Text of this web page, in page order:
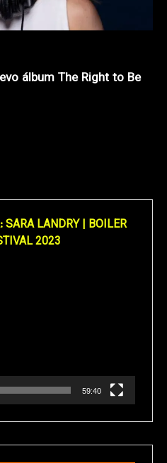
álbum The Right to Be
LANDRY | BOILER
2023
59:40